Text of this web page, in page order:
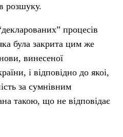
розшуку.
процесів
була закрита цим же
винесеної
і відповідно до якоі,
за сумнівним
такою, що не відповідає